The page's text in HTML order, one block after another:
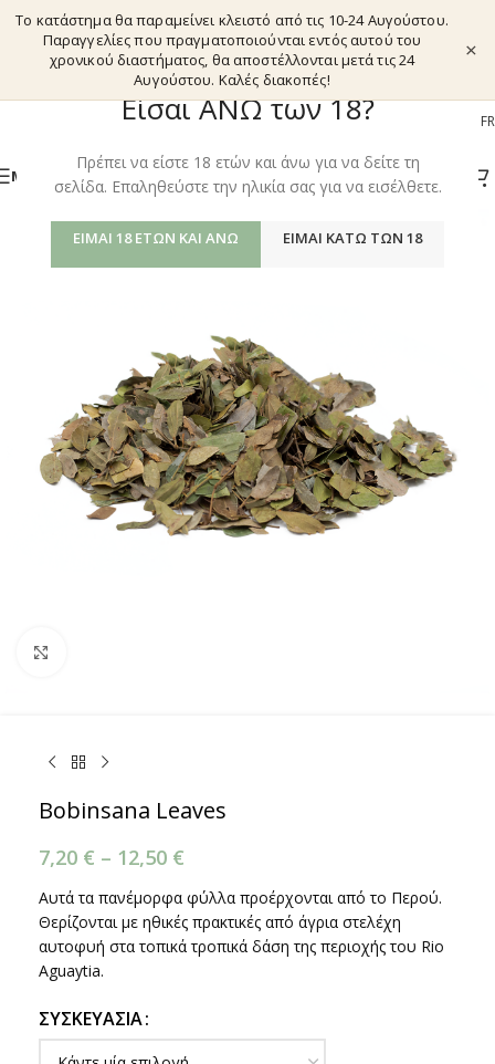
Είσαι ΑΝΩ των 18?
Πρέπει να είστε 18 ετών και άνω για να δείτε τη
σελίδα. Επαληθεύστε την ηλικία σας για να εισέλθετε.
ΕΊΜΑΙ 18 ΕΤΏΝ ΚΑΙ ΆΝΩ ΕΊΜΑΙ ΚΆΤΩ ΤΩΝ 18
Το κατάστημα θα παραμείνει κλειστό από τις 10-24 Αυγούστου.
Παραγγελίες που πραγματοποιούνται εντός αυτού του
χρονικού διαστήματος, θα αποστέλλονται μετά τις 24
Αυγούστου. Καλές διακοπές!
×
EL FR
ΜΕΝΟΎ
Bobinsana Leaves
7,20 € – 12,50 €
Αυτά τα πανέμορφα φύλλα προέρχονται από το Περού.
Θερίζονται με ηθικές πρακτικές από άγρια στελέχη
αυτοφυή στα τοπικά τροπικά δάση της περιοχής του Rio
Aguaytia.
ΣΥΣΚΕΥΑΣΊΑ